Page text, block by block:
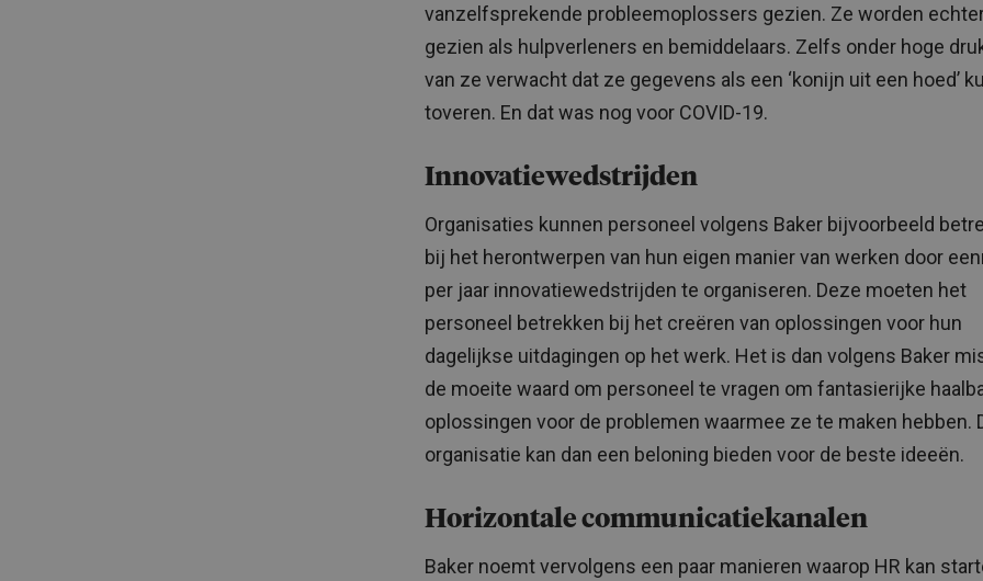
vanzelfsprekende probleemoplossers gezien. Ze worden
gezien als hulpverleners en bemiddelaars. Zelfs onder hoge
van ze verwacht dat ze gegevens als een ‘konijn uit een hoed’
toveren. En dat was nog voor COVID-19.
Innovatiewedstrijden
Organisaties kunnen personeel volgens Baker bijvoorbeeld
bij het herontwerpen van hun eigen manier van werken door
per jaar innovatiewedstrijden te organiseren. Deze moeten het
personeel betrekken bij het creëren van oplossingen voor hun
dagelijkse uitdagingen op het werk. Het is dan volgens Baker
de moeite waard om personeel te vragen om fantasierijke
oplossingen voor de problemen waarmee ze te maken hebben.
organisatie kan dan een ​​beloning bieden voor de beste ideeën.
Horizontale communicatiekanalen
Baker noemt vervolgens een paar manieren waarop HR kan